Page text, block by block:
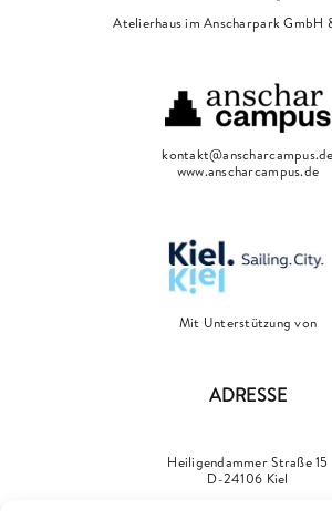
Atelierhaus im Anscharpark GmbH
kontakt@anscharcampus.de
www.anscharcampus.de
Mit Unterstützung von
ADRESSE
Heiligendammer Straße 15
D-24106 Kiel